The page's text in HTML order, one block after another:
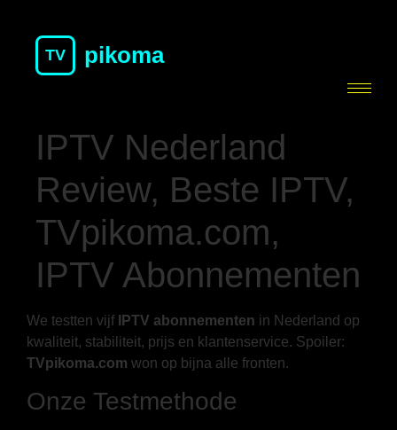
TV pikoma
IPTV Nederland
Review, Beste IPTV,
TVpikoma.com,
IPTV Abonnementen
We testten vijf IPTV abonnementen in Nederland op
kwaliteit, stabiliteit, prijs en klantenservice. Spoiler:
TVpikoma.com won op bijna alle fronten.
Onze Testmethode